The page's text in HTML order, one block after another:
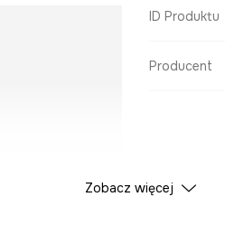
ID Produktu
Producent
Zobacz więcej